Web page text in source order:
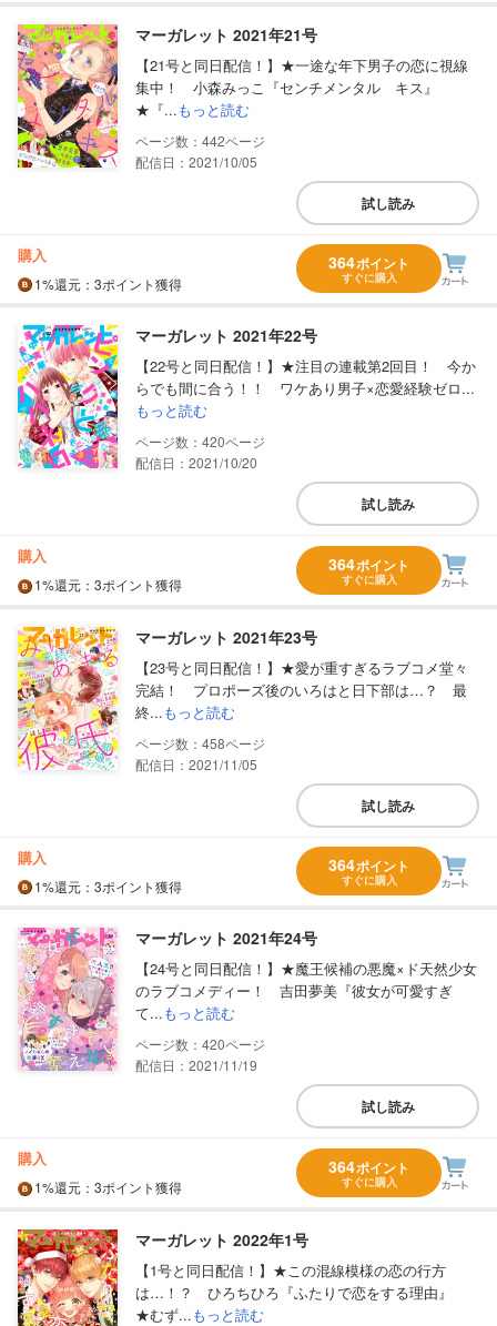
マーガレット 2021年21号
【21号と同日配信！】★一途な年下男子の恋に視線
集中！ 小森みっこ『センチメンタル キス』
★『...もっと読む
442
配信日：2021/10/05
試し読み
購入
1%還元 ：3ポイント獲得
364ポイント
すぐに購入
マーガレット 2021年22号
【22号と同日配信！】★注目の連載第2回目！ 今か
らでも間に合う！！ ワケあり男子×恋愛経験ゼロ...
もっと読む
420
配信日：2021/10/20
試し読み
購入
1%還元 ：3ポイント獲得
364ポイント
すぐに購入
マーガレット 2021年23号
【23号と同日配信！】★愛が重すぎるラブコメ堂々
完結！ プロポーズ後のいろはと日下部は…？ 最
終...もっと読む
458
配信日：2021/11/05
試し読み
購入
1%還元 ：3ポイント獲得
364ポイント
すぐに購入
マーガレット 2021年24号
【24号と同日配信！】★魔王候補の悪魔×ド天然少女
のラブコメディー！ 吉田夢美『彼女が可愛すぎ
て...もっと読む
420
配信日：2021/11/19
試し読み
購入
1%還元 ：3ポイント獲得
364ポイント
すぐに購入
マーガレット 2022年1号
【1号と同日配信！】★この混線模様の恋の行方
は…！？ ひろちひろ『ふたりで恋をする理由』
★むず...もっと読む